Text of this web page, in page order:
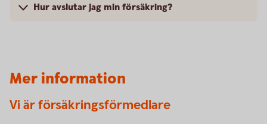
Hur avslutar jag min försäkring?
Mer information
Vi är försäkringsförmedlare